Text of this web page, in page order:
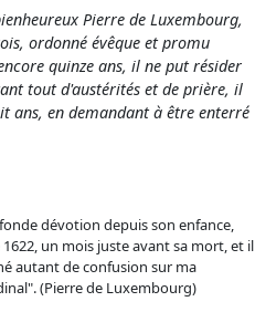
Pierre de Luxembourg,
ordonné évêque et promu
quinze ans, il ne put résider
tout d'austérités et de prière, il
ans, en demandant à être enterré
dévotion depuis son enfance,
un mois juste avant sa mort, et il
autant de confusion sur ma
(Pierre de Luxembourg)